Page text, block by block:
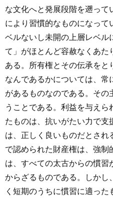
な文化へと発展段階を遡って
により習慣的なものになって
ベルないし未開の上層レベル
て」がほとんど容赦なくあた
ある。所有権とその伝承を
なんであるかについては、
があるものなのである。その
うことである。利益を与え
たものは、抗いがたい力で支
は、正しく良いものだとされ
で認められた財産権は、強制
は、すべての太古からの慣
からざるものである。しかし
く短期のうちに慣習に適っ